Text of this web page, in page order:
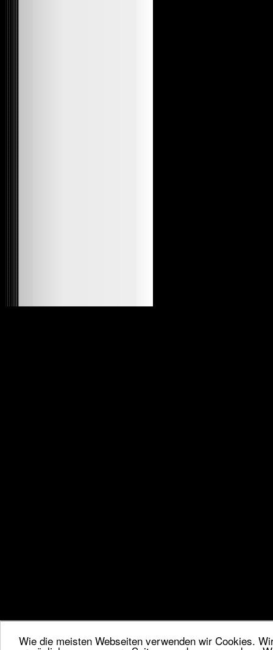
Wie die meisten Webseiten verwenden wir Cookies.